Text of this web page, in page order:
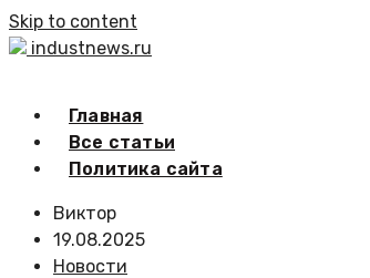
Skip to content
industnews.ru
Главная
Все статьи
Политика сайта
Виктор
19.08.2025
Новости